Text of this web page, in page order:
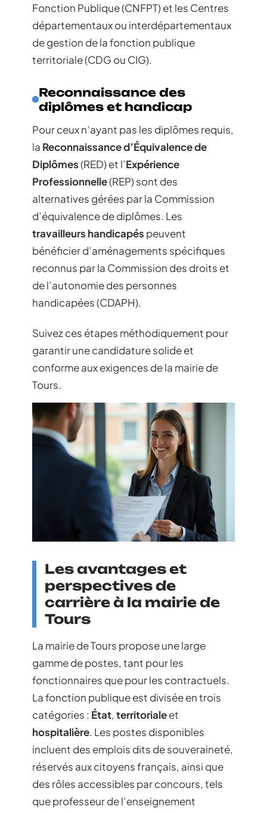
Fonction Publique (CNFPT) et les Centres
départementaux ou interdépartementaux
de gestion de la fonction publique
territoriale (CDG ou CIG).
Reconnaissance des
diplômes et handicap
Pour ceux n’ayant pas les diplômes requis,
la Reconnaissance d’Équivalence de
Diplômes(RED) et l’Expérience
Professionnelle(REP) sont des
alternatives gérées par la Commission
d’équivalence de diplômes. Les
travailleurs handicapés peuvent
bénéficier d’aménagements spécifiques
reconnus par la Commission des droits et
de l’autonomie des personnes
handicapées (CDAPH).
Suivez ces étapes méthodiquement pour
garantir une candidature solide et
conforme aux exigences de la mairie de
Tours.
Les avantages et
perspectives de
carrière à la mairie de
Tours
La mairie de Tours propose une large
gamme de postes, tant pour les
fonctionnaires que pour les contractuels.
La fonction publique est divisée en trois
catégories : État, territorialeet
hospitalière. Les postes disponibles
incluent des emplois dits de souveraineté,
réservés aux citoyens français, ainsi que
des rôles accessibles par concours, tels
que professeur de l’enseignement